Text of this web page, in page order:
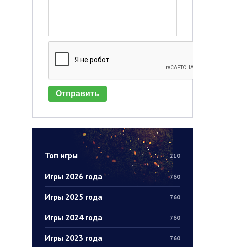
Топ игры 210
Игры 2026 года 760
Игры 2025 года 760
Игры 2024 года 760
Игры 2023 года 760
Отправить